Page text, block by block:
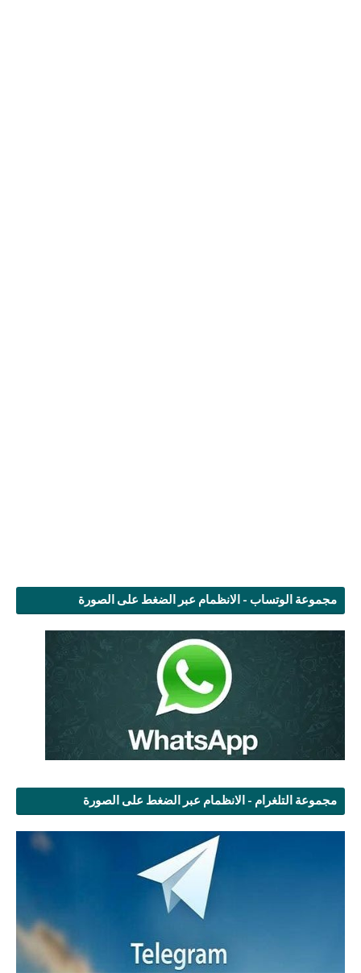
مجموعة الوتساب - الانظمام عبر الضغط على الصورة
مجموعة التلغرام - الانظمام عبر الضغط على الصورة